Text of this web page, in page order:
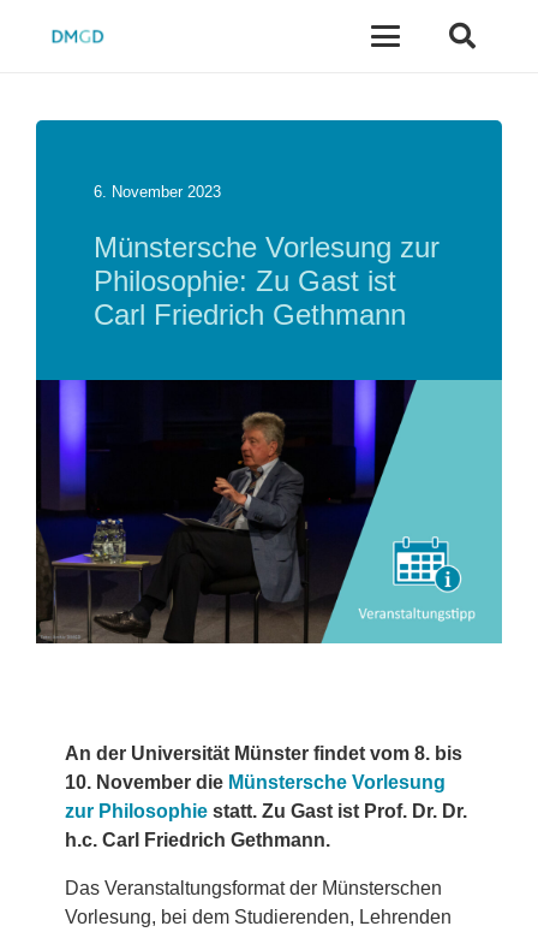
6. November 2023
Münstersche Vorlesung zur
Philosophie: Zu Gast ist
Carl Friedrich Gethmann
An der Universität Münster findet vom 8. bis
10. November die Münstersche Vorlesung
zur Philosophiestatt. Zu Gast ist Prof. Dr. Dr.
h.c. Carl Friedrich Gethmann.
Das Veranstaltungsformat der Münsterschen
Vorlesung, bei dem Studierenden, Lehrenden